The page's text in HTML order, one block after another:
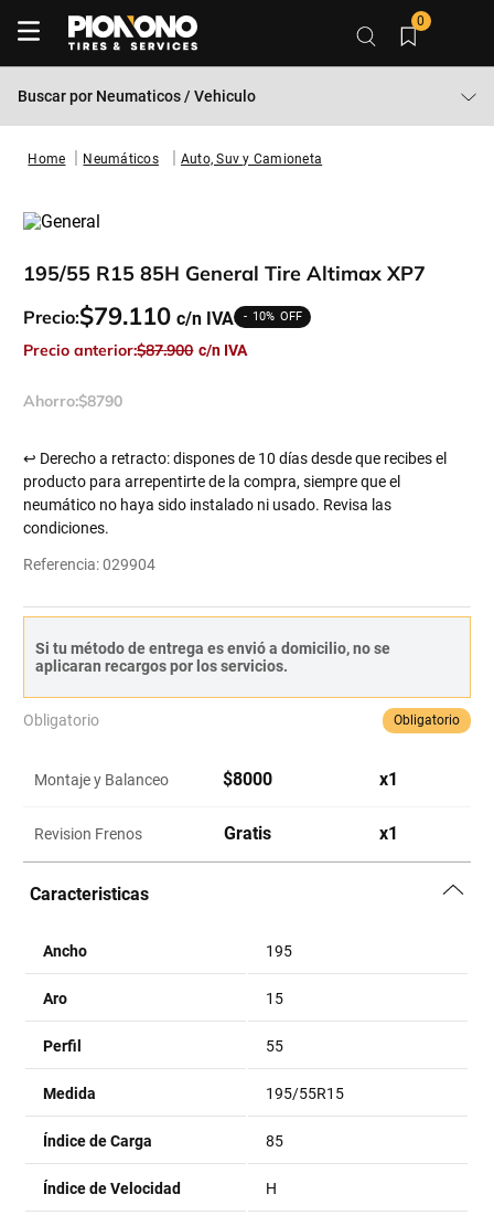
0
Buscar por Neumaticos / Vehiculo
Neumáticos Auto, Suv y Camioneta
195/55 R15 85H General Tire Altimax XP7
Precio:$79.110 10%
Precio anterior:$87.900
Ahorro:$8790
↩ Derecho a retracto: dispones de 10 días desde que recibes el
producto para arrepentirte de la compra, siempre que el
neumático no haya sido instalado ni usado. Revisa las
condiciones.
Referencia:029904
Si tu método de entrega es envió a domicilio, no se
aplicaran recargos por los servicios.
Obligatorio Obligatorio
Montaje y Balanceo $8000 x1
Revision Frenos Gratis x1
Caracteristicas
Ancho 195
Aro 15
Perfil 55
Medida 195/55R15
Índice de Carga 85
Índice de Velocidad H